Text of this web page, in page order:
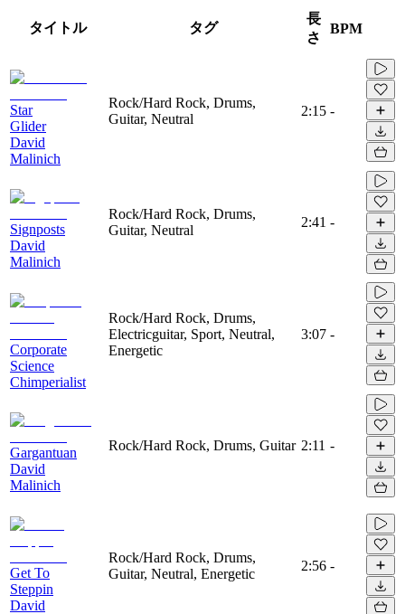
タイトル タグ
長
さ
BPM
Star
Glider
David
Malinich
Rock/Hard Rock, Drums,
Guitar, Neutral
2:15 -
Signposts
David
Malinich
Rock/Hard Rock, Drums,
Guitar, Neutral
2:41 -
Corporate
Science
Chimperialist
Rock/Hard Rock, Drums,
Electricguitar, Sport, Neutral,
Energetic
3:07 -
Gargantuan
David
Malinich
Rock/Hard Rock, Drums, Guitar 2:11 -
Get To
Steppin
David
Rock/Hard Rock, Drums,
Guitar, Neutral, Energetic
2:56 -